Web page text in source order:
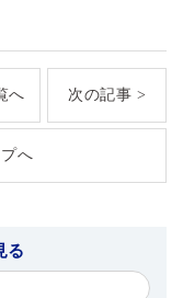
へ 次の記事 >
へ
る